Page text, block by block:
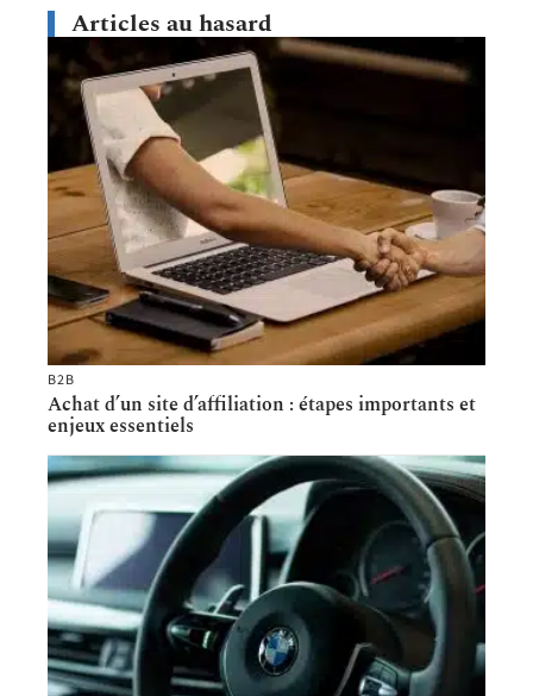
Articles au hasard
B2B
Achat d’un site d’affiliation : étapes importants et
enjeux essentiels